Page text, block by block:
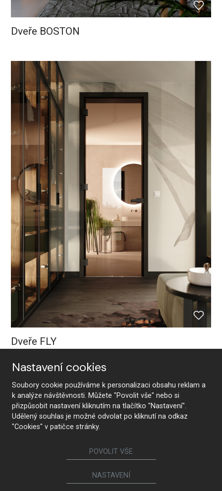
Dveře BOSTON
Dveře FLY
Nastavení cookies
Soubory cookie používáme k personalizaci obsahu reklam a
k analýze návštěvnosti. Můžete "Povolit vše" nebo si
přizpůsobit nastavení kliknutím na tlačítko "Nastavení".
Udělený souhlas je možné odvolat po kliknutí na odkaz
"Cookies" v patičce stránky.
POVOLIT VŠE
NASTAVENÍ